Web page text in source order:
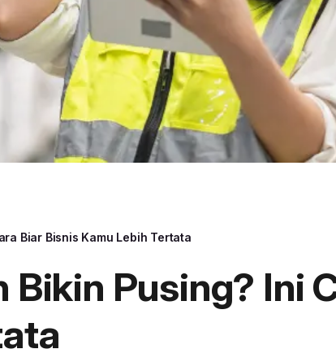
Biar Bisnis Kamu Lebih Tertata
Pusing? Ini